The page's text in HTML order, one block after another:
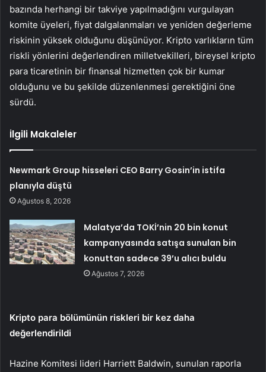
bazında herhangi bir takviye yapılmadığını vurgulayan
komite üyeleri, fiyat dalgalanmaları ve yeniden değerleme
riskinin yüksek olduğunu düşünüyor. Kripto varlıkların tüm
riskli yönlerini değerlendiren milletvekilleri, bireysel kripto
para ticaretinin bir finansal hizmetten çok bir kumar
olduğunu ve bu şekilde düzenlenmesi gerektiğini öne
sürdü.
İlgili Makaleler
Newmark Group hisseleri CEO Barry Gosin’in istifa
planıyla düştü
Ağustos 8, 2026
Malatya’da TOKİ’nin 20 bin konut
kampanyasında satışa sunulan bin
konuttan sadece 39’u alıcı buldu
Ağustos 7, 2026
Kripto para bölümünün riskleri bir kez daha
değerlendirildi
Hazine Komitesi lideri Harriett Baldwin, sunulan raporla